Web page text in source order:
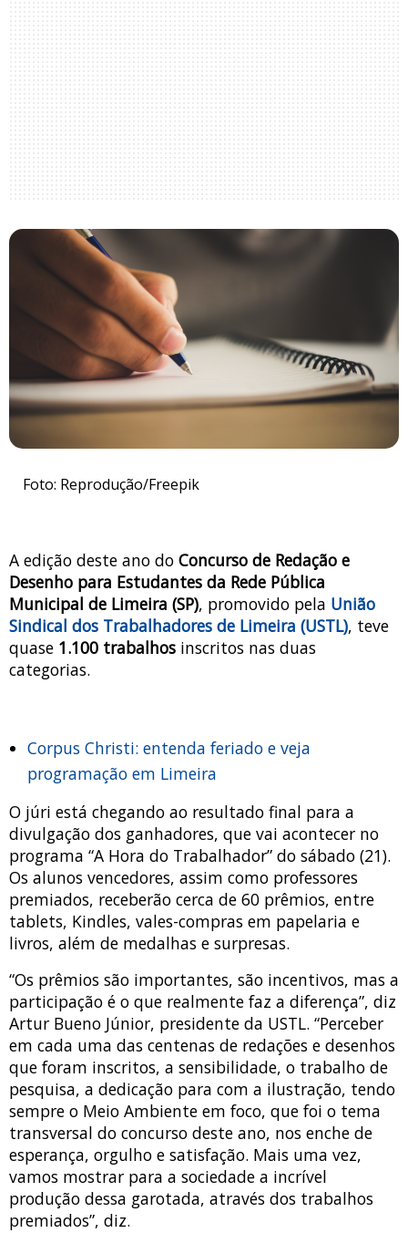
Foto: Reprodução/Freepik
A edição deste ano do Concurso de Redação e
Desenho para Estudantes da Rede Pública
Municipal de Limeira (SP), promovido pela União
Sindical dos Trabalhadores de Limeira (USTL), teve
quase 1.100 trabalhos inscritos nas duas
categorias.
Corpus Christi: entenda feriado e veja
programação em Limeira
O júri está chegando ao resultado final para a
divulgação dos ganhadores, que vai acontecer no
programa “A Hora do Trabalhador” do sábado (21).
Os alunos vencedores, assim como professores
premiados, receberão cerca de 60 prêmios, entre
tablets, Kindles, vales-compras em papelaria e
livros, além de medalhas e surpresas.
“Os prêmios são importantes, são incentivos, mas a
participação é o que realmente faz a diferença”, diz
Artur Bueno Júnior, presidente da USTL. “Perceber
em cada uma das centenas de redações e desenhos
que foram inscritos, a sensibilidade, o trabalho de
pesquisa, a dedicação para com a ilustração, tendo
sempre o Meio Ambiente em foco, que foi o tema
transversal do concurso deste ano, nos enche de
esperança, orgulho e satisfação. Mais uma vez,
vamos mostrar para a sociedade a incrível
produção dessa garotada, através dos trabalhos
premiados”, diz.